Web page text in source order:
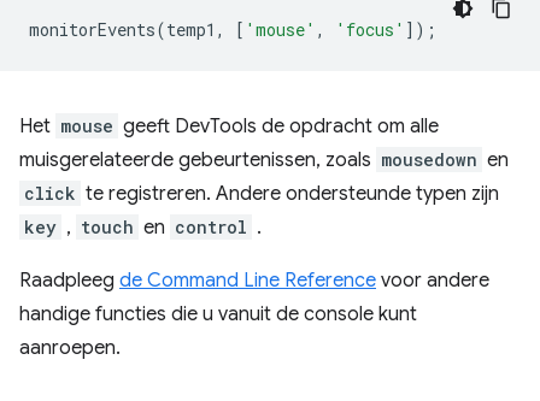
monitorEvents(temp1 , [ 'mouse' , 'focus' ]);
Het mouse geeft DevTools de opdracht om alle
muisgerelateerde gebeurtenissen, zoals mousedown en
click te registreren. Andere ondersteunde typen zijn
key , touch en control .
Raadpleeg de Command Line Reference voor andere
handige functies die u vanuit de console kunt
aanroepen.